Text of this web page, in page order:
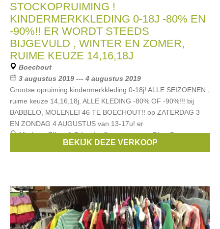
STOCKOPRUIMING !
KINDERMERKKLEDING 0-18J -80% EN
-90%!! ER WORDT STEEDS
BIJGEVULD , WINTER EN ZOMER,
RUIME KEUZE 14,16,18J
Boechout
3 augustus 2019 --- 4 augustus 2019
Grootse opruiming kindermerkkleding 0-18j! ALLE SEIZOENEN ,
ruime keuze 14,16,18j. ALLE KLEDING -80% OF -90%!!! bij
BABBELO, MOLENLEI 46 TE BOECHOUT!! op ZATERDAG 3
EN ZONDAG 4 AUGUSTUS van 13-17u! er
Merken:Filou & Friends,Scapa,strass,Blue Bay,
BEKIJK DEZE VERKOOP